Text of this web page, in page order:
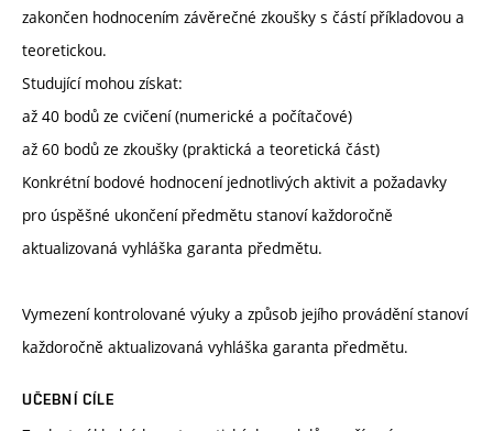
zakončen hodnocením závěrečné zkoušky s částí příkladovou a
teoretickou.
Studující mohou získat:
až 40 bodů ze cvičení (numerické a počítačové)
až 60 bodů ze zkoušky (praktická a teoretická část)
Konkrétní bodové hodnocení jednotlivých aktivit a požadavky
pro úspěšné ukončení předmětu stanoví každoročně
aktualizovaná vyhláška garanta předmětu.
Vymezení kontrolované výuky a způsob jejího provádění stanoví
každoročně aktualizovaná vyhláška garanta předmětu.
UČEBNÍ CÍLE